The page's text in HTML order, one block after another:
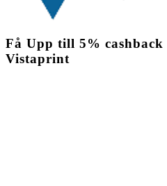
Få Upp till 5% cashback
Vistaprint